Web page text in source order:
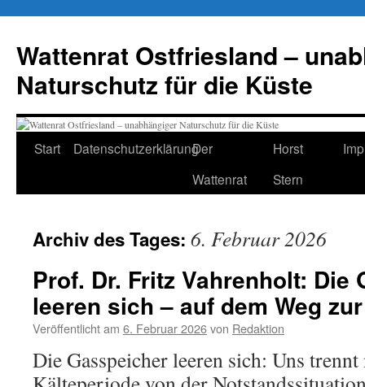
springen
Wattenrat Ostfriesland –
Naturschutz für die Küste
Start DatenschutzerklärungDer
Wattenrat
Horst
Stern
Archiv des Tages: 6. Februar 2026
Prof. Dr. Fritz Vahrenholt: Die
leeren sich – auf dem Weg
Veröffentlicht am 6. Februar 2026von Redaktion
Die Gasspeicher leeren sich: Uns